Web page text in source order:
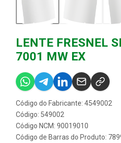
LENTE FRESNEL
7001 MW EX
Código do Fabricante: 4549002
Código: 549002
Código NCM: 90019010
Código de Barras do Produto: